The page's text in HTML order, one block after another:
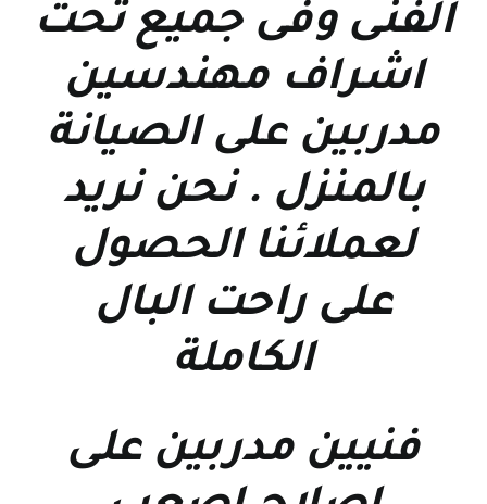
الفنى وفى جميع تحت
اشراف مهندسين
مدربين على الصيانة
بالمنزل . نحن نريد
لعملائنا الحصول
على راحت البال
الكاملة
فنيين مدربين على